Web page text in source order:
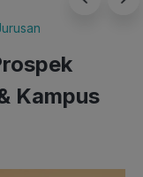
Kampus